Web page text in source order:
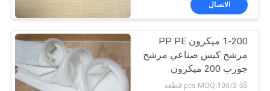
قماش مرشح PTFE
16
الاتصال
1-200 ميكرون PP PE
مرشح كيس صناعي مرشح
جورب 200 ميكرون
2-5$/pcs MOQ:100 قطعة